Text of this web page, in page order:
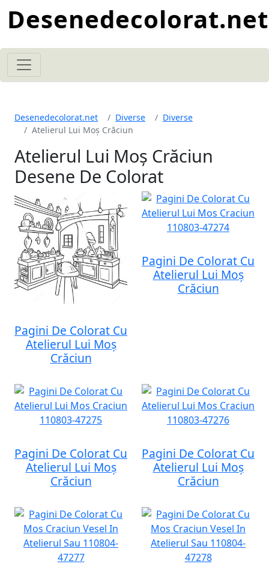
Desenedecolorat.net
Desenedecolorat.net Diverse
Diverse
Atelierul Lui Moș Crăciun
Atelierul Lui Moș Crăciun
Desene De Colorat
Pagini De Colorat Cu
Atelierul Lui Moș
Crăciun
Pagini De Colorat Cu
Atelierul Lui Moș
Crăciun
Pagini De Colorat Cu
Atelierul Lui Moș
Crăciun
Pagini De Colorat Cu
Atelierul Lui Moș
Crăciun